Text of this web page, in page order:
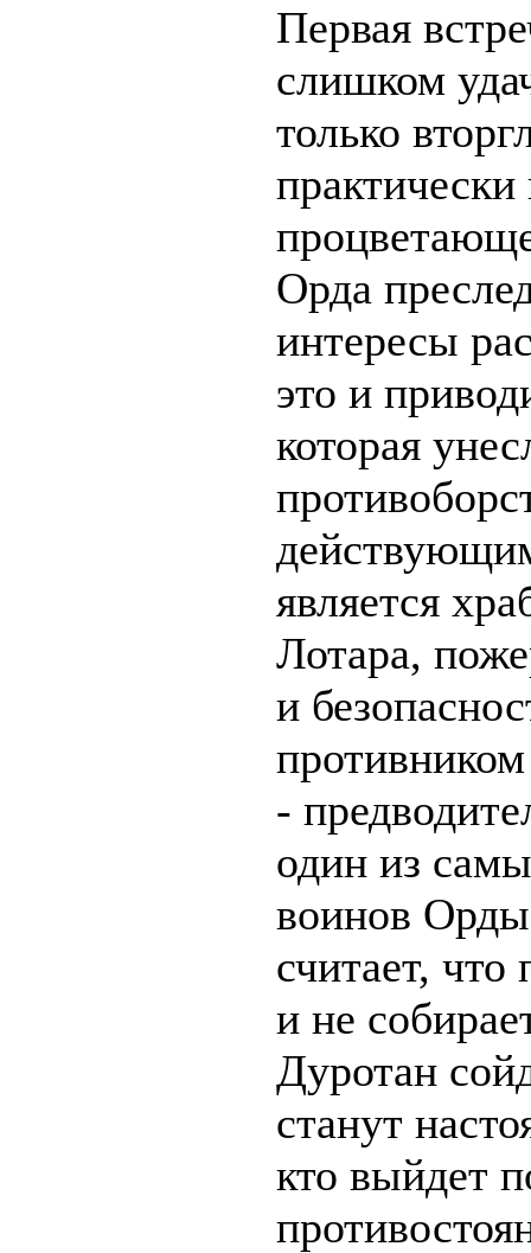
Первая
слишком
только
Орда
интересы
это и
которая
является
Лотара,
и
-
один из
воинов
считает, что
и не
Дуротан
станут
кто выйдет